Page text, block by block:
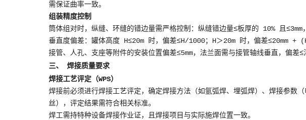
需保证曲率一致。
组装精度控制
筒体组对时，纵缝、环缝的错边量需严格控制：纵缝错边量≤板厚的 10% 且≤3mm
垂直度偏差：罐体高度 H≤20m 时，偏差≤H/1000；H＞20m 时，偏差≤20mm +
接管、人孔、支座等附件的安装位置偏差≤5mm，法兰面需与接管轴线垂直，偏差
三、 焊接质量要求
焊接工艺评定（WPS）
焊接前必须进行焊接工艺评定，确定焊接方法（如氩弧焊、埋弧焊）、焊接参数
丝），评定结果需符合相关标准。
焊工需持特种设备焊接作业证，且焊接项目与实际施焊位置一致。